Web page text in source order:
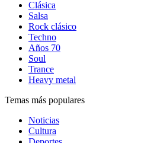
Clásica
Salsa
Rock clásico
Techno
Años 70
Soul
Trance
Heavy metal
Temas más populares
Noticias
Cultura